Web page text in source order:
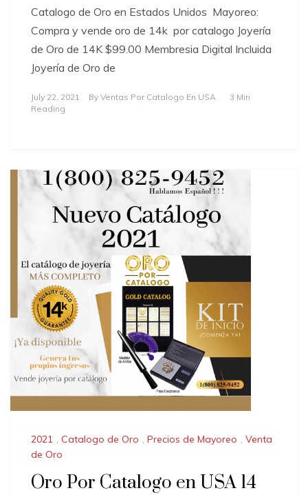
Catalogo de Oro en Estados Unidos ​Mayoreo:
Compra y vende oro de 14k por catalogo Joyería
de Oro de 14K $99.00 Membresia Digital Incluida
Joyería de Oro de
July 22, 2021 By Ventas Por Catalogo En USA
3 Min
Reading
2021 , Catalogo de Oro , Precios de Mayoreo , Venta
de Oro
Oro Por Catalogo en USA 14